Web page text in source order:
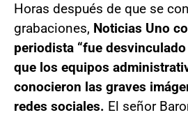
Horas después de que se
grabaciones, Noticias Uno
periodista “fue
que los equipos
conocieron las graves
redes sociales. El señor